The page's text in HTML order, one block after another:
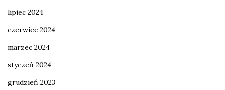
lipiec 2024
czerwiec 2024
marzec 2024
styczeń 2024
grudzień 2023